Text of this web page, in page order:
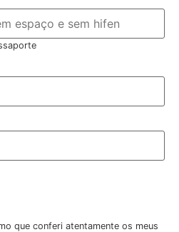
que conferi atentamente os meus